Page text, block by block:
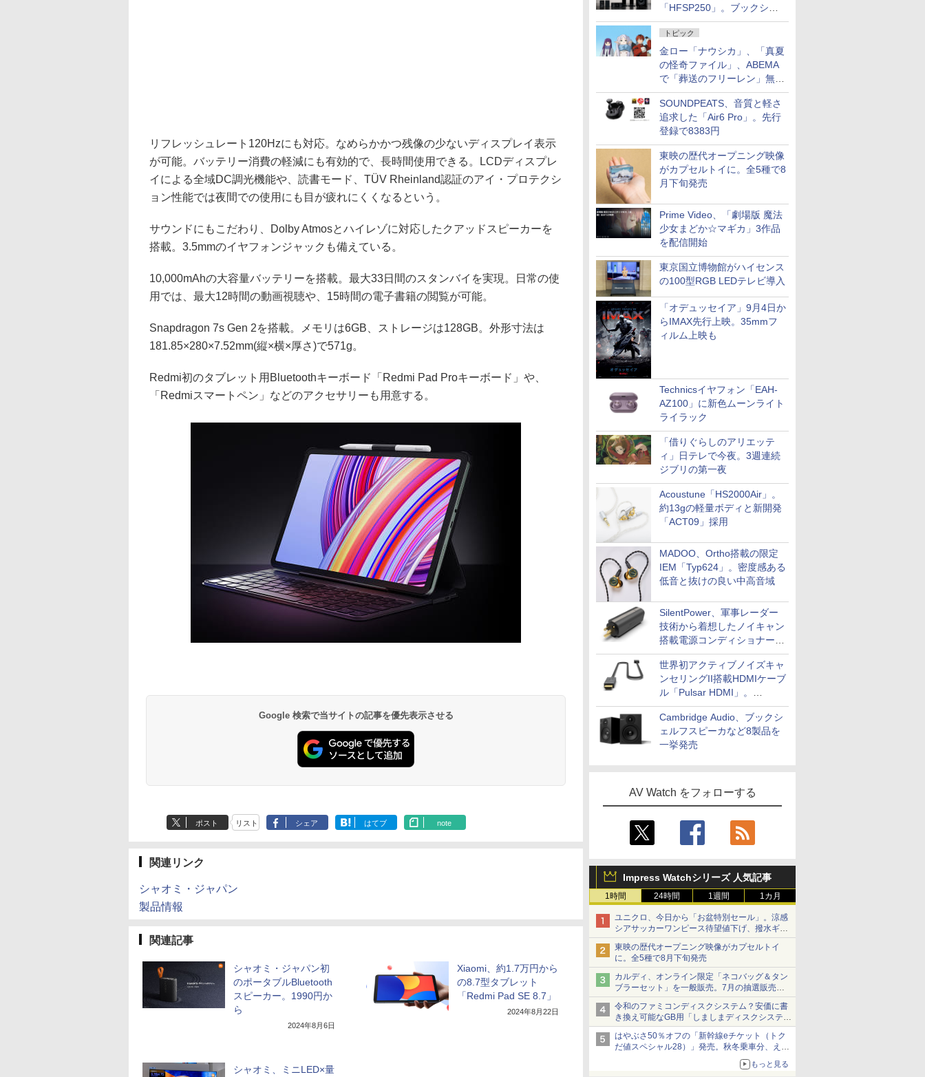
「HFSP250」。ブックシェ
ルフはペア3万円以下
トピック
金ロー「ナウシカ」、「真夏
の怪奇ファイル」、ABEMA
で「葬送のフリーレン」無料
配信など。夏の特番・配信情
報
SOUNDPEATS、音質と軽さ
追求した「Air6 Pro」。先行
登録で8383円
東映の歴代オープニング映像
がカプセルトイに。全5種で8
月下旬発売
Prime Video、「劇場版 魔法
少女まどか☆マギカ」3作品
を配信開始
東京国立博物館がハイセンス
の100型RGB LEDテレビ導入
「オデュッセイア」9月4日か
らIMAX先行上映。35mmフ
ィルム上映も
Technicsイヤフォン「EAH-
AZ100」に新色ムーンライト
ライラック
「借りぐらしのアリエッテ
ィ」日テレで今夜。3週連続
ジブリの第一夜
Acoustune「HS2000Air」。
約13gの軽量ボディと新開発
「ACT09」採用
MADOO、Ortho搭載の限定
IEM「Typ624」。密度感ある
低音と抜けの良い中高音域
SilentPower、軍事レーダー
技術から着想したノイキャン
搭載電源コンディショナー
「AC iPurifier2」
世界初アクティブノイズキャ
ンセリングII搭載HDMIケーブ
ル「Pulsar HDMI」。
SilentPowerから
Cambridge Audio、ブックシ
ェルフスピーカなど8製品を
一挙発売
AV Watch をフォローする
Impress Watchシリーズ 人気記事
1時間 24時間 1週間 1カ月
ユニクロ、今日から「お盆特別セール」。涼感
シアサッカーワンピース待望値下げ、撥水ギア
ショーツは1990円に
東映の歴代オープニング映像がカプセルトイ
に。全5種で8月下旬発売
カルディ、オンライン限定「ネコバッグ＆タン
ブラーセット」を一般販売。7月の抽選販売の
当選無効分
令和のファミコンディスクシステム？安価に書
き換え可能なGB用「しましまディスクシステ
ム」
はやぶさ50％オフの「新幹線eチケット（トク
だ値スペシャル28）」発売。秋冬乗車分、えき
もっと見る
リフレッシュレート120Hzにも対応。なめらかかつ残像の少ないディスプレイ表示
が可能。バッテリー消費の軽減にも有効的で、長時間使用できる。LCDディスプレ
イによる全域DC調光機能や、読書モード、TÜV Rheinland認証のアイ・プロテクシ
ョン性能では夜間での使用にも目が疲れにくくなるという。
サウンドにもこだわり、Dolby Atmosとハイレゾに対応したクアッドスピーカーを
搭載。3.5mmのイヤフォンジャックも備えている。
10,000mAhの大容量バッテリーを搭載。最大33日間のスタンバイを実現。日常の使
用では、最大12時間の動画視聴や、15時間の電子書籍の閲覧が可能。
Snapdragon 7s Gen 2を搭載。メモリは6GB、ストレージは128GB。外形寸法は
181.85×280×7.52mm(縦×横×厚さ)で571g。
Redmi初のタブレット用Bluetoothキーボード「Redmi Pad Proキーボード」や、
「Redmiスマートペン」などのアクセサリーも用意する。
Google 検索で当サイトの記事を優先表示させる
ポスト リスト シェア はてブ note
関連リンク
シャオミ・ジャパン
製品情報
関連記事
シャオミ・ジャパン初
のポータブルBluetooth
スピーカー。1990円か
ら
2024年8月6日
Xiaomi、約1.7万円から
の8.7型タブレット
「Redmi Pad SE 8.7」
2024年8月22日
シャオミ、ミニLED×量